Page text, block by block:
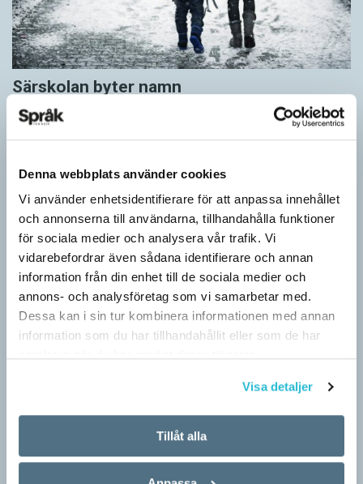
Denna webbplats använder cookies
Vi använder enhetsidentifierare för att anpassa innehållet
och annonserna till användarna, tillhandahålla funktioner
för sociala medier och analysera vår trafik. Vi
vidarebefordrar även sådana identifierare och annan
information från din enhet till de sociala medier och
annons- och analysföretag som vi samarbetar med.
Dessa kan i sin tur kombinera informationen med annan
information som du har tillhandahållit eller som de har
Visa detaljer
Tillåt alla
Särskolan byter namn
SPRÅKBLOGGEN
Grundsärskola byter namn till anpassad grundskola och
stor del i att detta namnbyte sker är artonåriga Leo Lust…